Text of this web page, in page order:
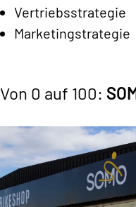
Vertriebsstrategie
Marketingstrategie
Von 0 auf 100: